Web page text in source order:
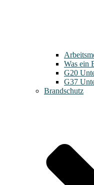
Was ein
G20
G37
Brandschutz